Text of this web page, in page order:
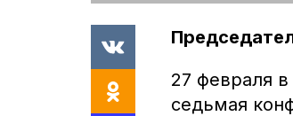
27 февраля
седьмая